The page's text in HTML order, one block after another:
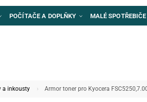
POČÍTAČE A DOPLŇKY MALÉ SPOTŘEBIČE
a inkousty Armor toner pro Kyocera